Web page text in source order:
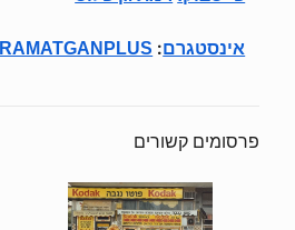
אינסטגרם:
RAMATGANPLUS
פרסומים קשורים